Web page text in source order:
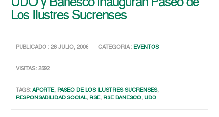
UDO y Banesco inauguran Paseo de
Los Ilustres Sucrenses
PUBLICADO : 28 JULIO, 2006 CATEGORIA : EVENTOS
VISITAS: 2592
TAGS:APORTE, PASEO DE LOS ILUSTRES SUCRENSES,
RESPONSABILIDAD SOCIAL, RSE, RSE BANESCO,UDO